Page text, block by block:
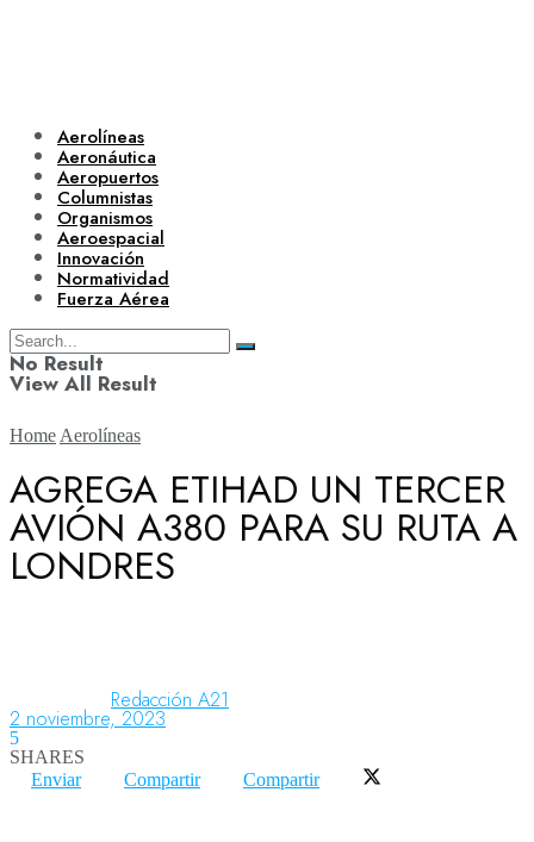
Aerolíneas
Aeronáutica
Aeropuertos
Columnistas
Organismos
Aeroespacial
Innovación
Normatividad
Fuerza Aérea
No Result
View All Result
Aerolíneas
Aeropuertos
Columnistas
Home Aerolíneas
AGREGA ETIHAD UN TERCER
AVIÓN A380 PARA SU RUTA A
LONDRES
Redacción A21
2 noviembre, 2023
5
SHARES
Enviar
Compartir Compartir